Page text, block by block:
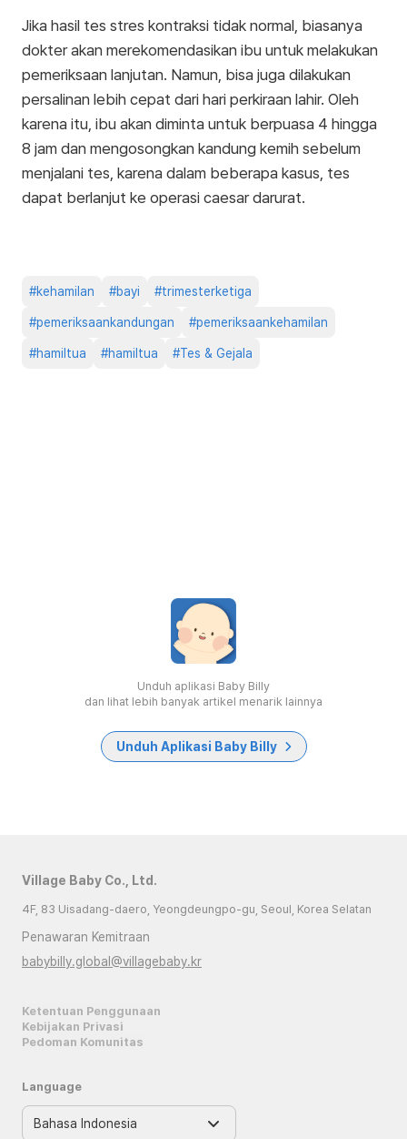
Jika hasil tes stres kontraksi tidak normal, biasanya
dokter akan merekomendasikan ibu untuk melakukan
pemeriksaan lanjutan. Namun, bisa juga dilakukan
persalinan lebih cepat dari hari perkiraan lahir. Oleh
karena itu, ibu akan diminta untuk berpuasa 4 hingga
8 jam dan mengosongkan kandung kemih sebelum
menjalani tes, karena dalam beberapa kasus, tes
dapat berlanjut ke operasi caesar darurat.
#kehamilan #bayi #trimesterketiga
#pemeriksaankandungan #pemeriksaankehamilan
#hamiltua #hamiltua #Tes & Gejala
Unduh aplikasi Baby Billy
dan lihat lebih banyak artikel menarik lainnya
Unduh Aplikasi Baby Billy
Village Baby Co., Ltd.
4F, 83 Uisadang-daero, Yeongdeungpo-gu, Seoul, Korea Selatan
Penawaran Kemitraan
babybilly.global@villagebaby.kr
Ketentuan Penggunaan
Kebijakan Privasi
Pedoman Komunitas
Language